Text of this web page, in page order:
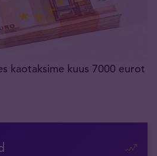
kaotaksime kuus 7000 eurot